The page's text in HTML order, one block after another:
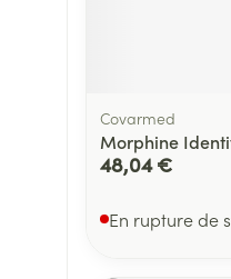
Covarmed
Morphine
48,04 €
En rupture de